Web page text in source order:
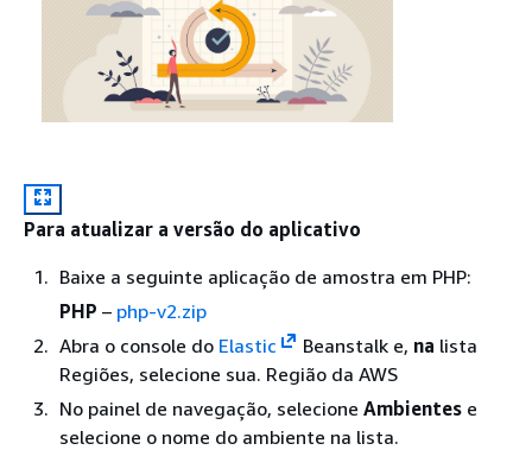
Para atualizar a versão do aplicativo
Baixe a seguinte aplicação de amostra em PHP:
PHP – php-v2.zip
Abra o console do Elastic Beanstalk e, na lista
Regiões, selecione sua. Região da AWS
No painel de navegação, selecione Ambientes e
selecione o nome do ambiente na lista.